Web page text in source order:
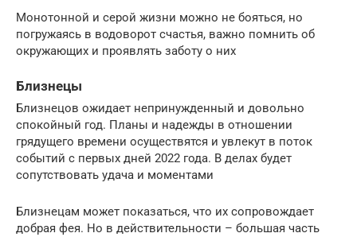
Монотонной и серой жизни можно не бояться, но
погружаясь в водоворот счастья, важно помнить об
окружающих и проявлять заботу о них
Близнецы
Близнецов ожидает непринужденный и довольно
спокойный год. Планы и надежды в отношении
грядущего времени осуществятся и увлекут в поток
событий с первых дней 2022 года. В делах будет
сопутствовать удача и моментами
Близнецам может показаться, что их сопровождает
добрая фея. Но в действительности – большая часть